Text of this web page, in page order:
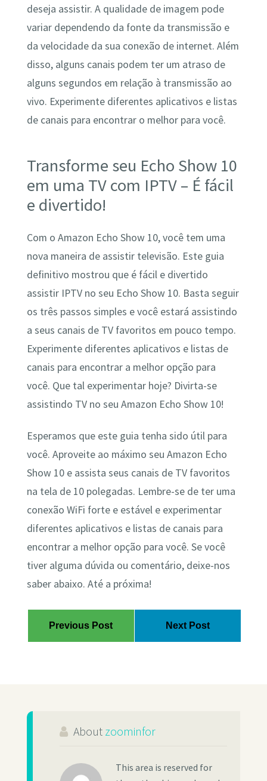
deseja assistir. A qualidade de imagem pode
variar dependendo da fonte da transmissão e
da velocidade da sua conexão de internet. Além
disso, alguns canais podem ter um atraso de
alguns segundos em relação à transmissão ao
vivo. Experimente diferentes aplicativos e listas
de canais para encontrar o melhor para você.
Transforme seu Echo Show 10
em uma TV com IPTV – É fácil
e divertido!
Com o Amazon Echo Show 10, você tem uma
nova maneira de assistir televisão. Este guia
definitivo mostrou que é fácil e divertido
assistir IPTV no seu Echo Show 10. Basta seguir
os três passos simples e você estará assistindo
a seus canais de TV favoritos em pouco tempo.
Experimente diferentes aplicativos e listas de
canais para encontrar a melhor opção para
você. Que tal experimentar hoje? Divirta-se
assistindo TV no seu Amazon Echo Show 10!
Esperamos que este guia tenha sido útil para
você. Aproveite ao máximo seu Amazon Echo
Show 10 e assista seus canais de TV favoritos
na tela de 10 polegadas. Lembre-se de ter uma
conexão WiFi forte e estável e experimentar
diferentes aplicativos e listas de canais para
encontrar a melhor opção para você. Se você
tiver alguma dúvida ou comentário, deixe-nos
saber abaixo. Até a próxima!
Previous Post Next Post
About zoominfor
This area is reserved for